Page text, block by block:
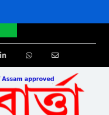
Email